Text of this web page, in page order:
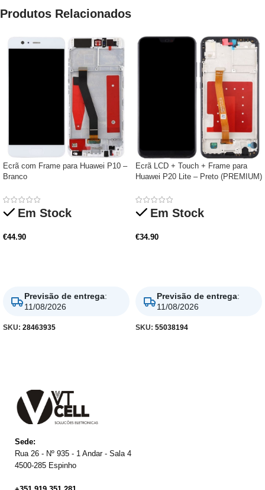
Produtos Relacionados
Ecrã com Frame para Huawei P10 –
Branco
Em Stock
€44.90
Previsão de entrega:
11/08/2026
SKU: 28463935
Ecrã LCD + Touch + Frame para
Huawei P20 Lite – Preto (PREMIUM)
Em Stock
€34.90
Previsão de entrega:
11/08/2026
SKU: 55038194
Sede:
Rua 26 - Nº 935 - 1 Andar - Sala 4
4500-285 Espinho